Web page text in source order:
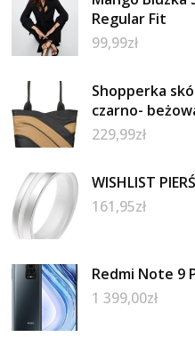
Regular Fit
99,99zł
Shopperka
czarno-
229,99zł
WISHLIST
161,95zł
Redmi Note 9
1 399,00zł